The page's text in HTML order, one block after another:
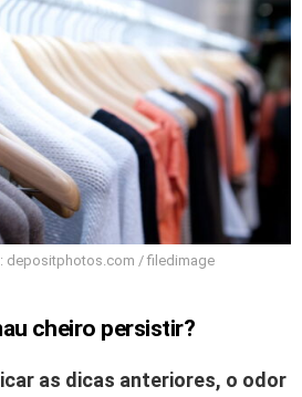
depositphotos.com / filedimage
cheiro persistir?
as dicas anteriores, o odor